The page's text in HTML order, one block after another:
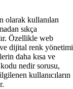
olarak kullanılan
sıkça
Özellikle web
ve dijital renk yönetimi
daha kısa ve
nedir sorusu,
kullanıcıların